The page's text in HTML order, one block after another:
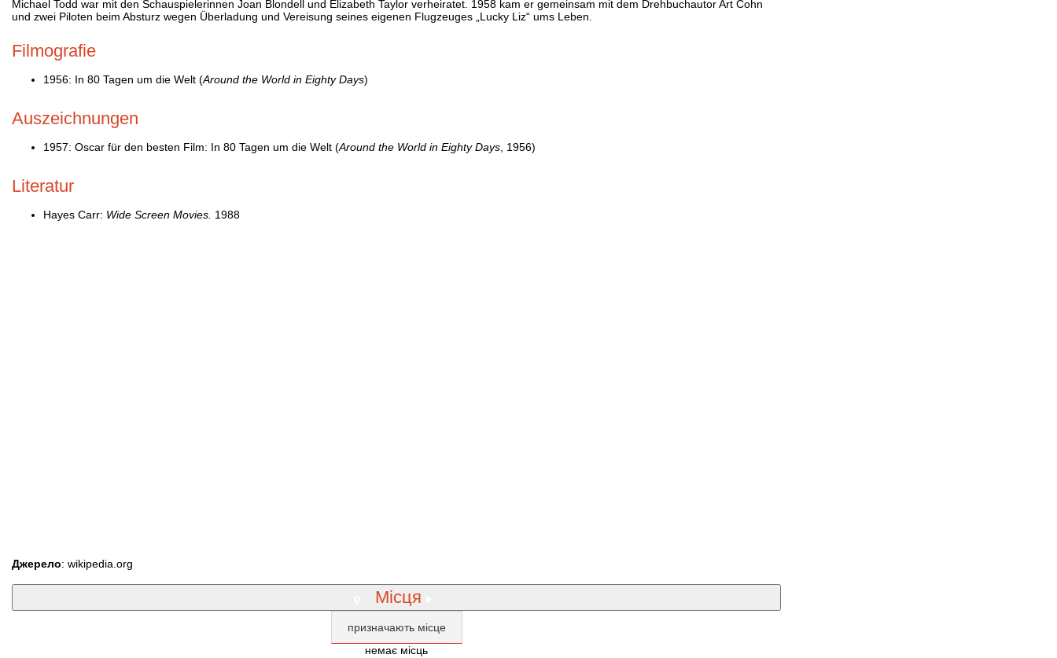
Michael Todd war mit den Schauspielerinnen Joan Blondell und Elizabeth Taylor verheiratet. 1958 kam er gemeinsam mit dem Drehbuchautor Art Cohn
und zwei Piloten beim Absturz wegen Überladung und Vereisung seines eigenen Flugzeuges „Lucky Liz“ ums Leben.
Filmografie
1956: In 80 Tagen um die Welt (Around the World in Eighty Days)
Auszeichnungen
1957: Oscar für den besten Film: In 80 Tagen um die Welt (Around the World in Eighty Days , 1956)
Literatur
Hayes Carr: Wide Screen Movies. 1988
Джерело: wikipedia.org
Місця
призначають місце
немає місць